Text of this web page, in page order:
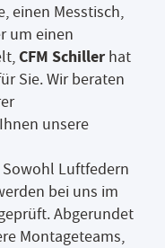
einen Messtisch,
um einen
CFM Schiller hat
Sie. Wir beraten
unsere
Sowohl Luftfedern
bei uns im
Abgerundet
Montageteams,